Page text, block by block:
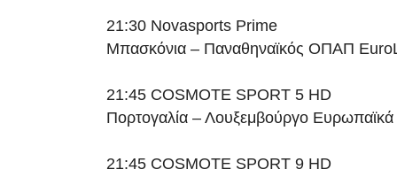
21:30 Novasports Prime
Μπασκόνια – Παναθηναϊκός ΟΠΑΠ
21:45 COSMOTE SPORT 5 HD
Πορτογαλία – Λουξεμβούργο Ευρωπαϊκά
21:45 COSMOTE SPORT 9 HD